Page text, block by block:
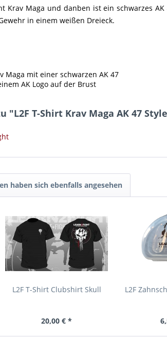
Krav Maga und danben ist ein schwarzes
in einem weißen Dreieck.
Maga mit einer schwarzen AK 47
AK Logo auf der Brust
T-Shirt Krav Maga AK 47
haben sich ebenfalls angesehen
L2F T-Shirt Clubshirt Skull
20,00 € *
L2F